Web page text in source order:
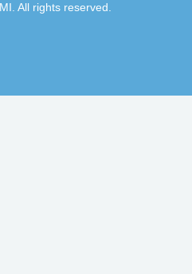
All rights reserved.